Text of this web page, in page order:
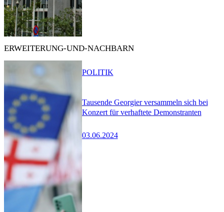
ERWEITERUNG-UND-NACHBARN
Tausende Georgier versammeln sich bei
Konzert für verhaftete Demonstranten
03.06.2024
POLITIK